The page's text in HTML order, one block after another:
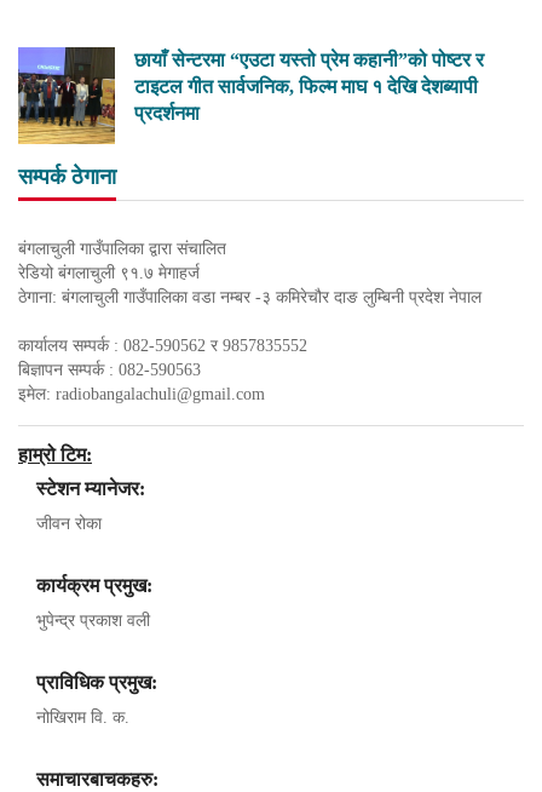
छायाँ सेन्टरमा “एउटा यस्तो प्रेम कहानी”को पोष्टर र
टाइटल गीत सार्वजनिक, फिल्म माघ १ देखि देशब्यापी
प्रदर्शनमा
सम्पर्क ठेगाना
बंगलाचुली गाउँपालिका द्वारा संचालित
रेडियो बंगलाचुली ९१.७ मेगाहर्ज
ठेगाना: बंगलाचुली गाउँपालिका वडा नम्बर -३ कमिरेचौर दाङ लुम्बिनी प्रदेश नेपाल
कार्यालय सम्पर्क : 082-590562 र 9857835552
बिज्ञापन सम्पर्क : 082-590563
इमेल: radiobangalachuli@gmail.com
हाम्रो टिम:
स्टेशन म्यानेजर:
जीवन रोका
कार्यक्रम प्रमुख:
भुपेन्द्र प्रकाश वली
प्राविधिक प्रमुख:
नोखिराम वि. क.
समाचारबाचकहरु: